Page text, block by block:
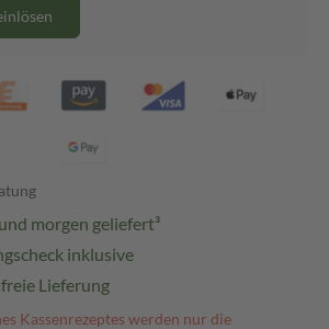
morgen geliefert³
inklusive
Lieferung
Kassenrezeptes werden nur die